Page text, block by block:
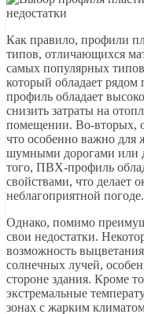
Как правило, профили
типов, отличающихся
самых популярных
который обладает
профиль обладает
снизить затраты на
помещении. Во-вторых,
что особенно важно для
шумными дорогами или
того, ПВХ-профиль
свойствами, что делает
неблагоприятной погоде.
Однако, помимо
свои недостатки.
возможность
солнечных лучей,
стороне здания. Кроме
экстремальные
зонах с жарким